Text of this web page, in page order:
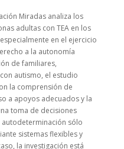
Miradas analiza los
adultas con TEA en los
en el ejercicio
a la autonomía
de familiares,
autismo, el estudio
la comprensión de
a apoyos adecuados y la
toma de decisiones
sólo
sistemas flexibles y
la investigación está